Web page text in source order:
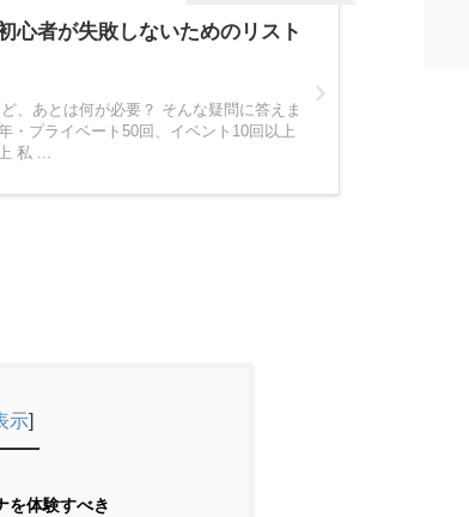
心者が失敗しないためのリスト
、あとは何が必要？ そんな疑問に答えま
・プライベート50回、イベント10回以上
私 ...
示]
を体験すべき